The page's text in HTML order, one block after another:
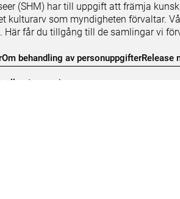
(SHM) har till uppgift att främja
kulturarv som myndigheten förvaltar.
Här får du tillgång till de samlingar vi
Om behandling av personuppgifterRelease